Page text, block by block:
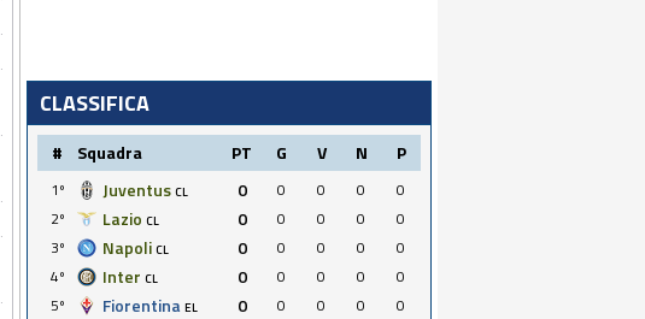
CLASSIFICA
# Squadra PT G V N P
1º Juventus CL 0 0 0 0
0
2º
Lazio CL 0 0 0 0
0
3º
Napoli CL 0 0 0 0
0
4º
Inter CL 0 0 0 0
0
5º
Fiorentina EL 0 0 0 0
0